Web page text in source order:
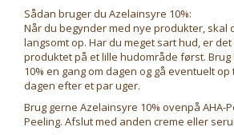
Sådan bruger du Azelainsyre 10%:
Når du begynder med nye produkter, skal
langsomt op. Har du meget sart hud, er
produktet på et lille hudområde først.
10% en gang om dagen og gå eventuelt op
dagen efter et par uger.
Brug gerne Azelainsyre 10% ovenpå AHA-
Peeling. Afslut med anden creme eller